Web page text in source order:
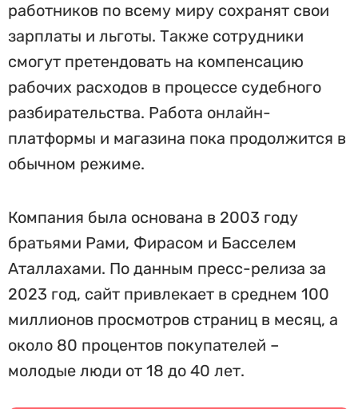
работников по всему миру сохранят свои
зарплаты и льготы. Также сотрудники
смогут претендовать на компенсацию
рабочих расходов в процессе судебного
разбирательства. Работа онлайн-
платформы и магазина пока продолжится в
обычном режиме.
Компания была основана в 2003 году
братьями Рами, Фирасом и Басселем
Аталлахами. По данным пресс-релиза за
2023 год, сайт привлекает в среднем 100
миллионов просмотров страниц в месяц, а
около 80 процентов покупателей –
молодые люди от 18 до 40 лет.